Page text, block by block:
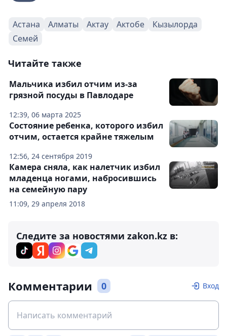
Астана Алматы Актау Актобе
Кызылорда
Семей
Читайте также
12:39, 06 марта 2025
Мальчика избил отчим из-за
грязной посуды в Павлодаре
12:56, 24 сентября 2019
Состояние ребенка, которого избил
отчим, остается крайне тяжелым
11:09, 29 апреля 2018
Камера сняла, как налетчик избил
младенца ногами, набросившись
на семейную пару
Следите за новостями zakon.kz в:
Комментарии 0 Вход